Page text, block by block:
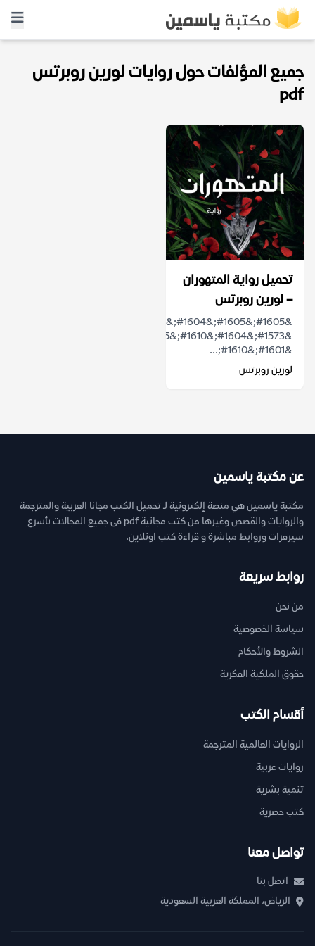
جميع المؤلفات حول روايات لورين روبرتس
pdf
تحميل رواية المتهوران
– لورين روبرتس
&#1601;&#1610;...
لورين روبرتس
عن مكتبة ياسمين
مكتبة ياسمين هي منصة إلكترونية لـ تحميل الكتب مجانا العربية والمترجمة
والروايات والقصص وغيرها من كتب مجانية pdf فى جميع المجالات بأسرع
سيرفرات وروابط مباشرة و قراءة كتب اونلاين.
روابط سريعة
من نحن
سياسة الخصوصية
الشروط والأحكام
حقوق الملكية الفكرية
أقسام الكتب
الروايات العالمية المترجمة
روايات عربية
تنمية بشرية
كتب حصرية
تواصل معنا
اتصل بنا
الرياض، المملكة العربية السعودية